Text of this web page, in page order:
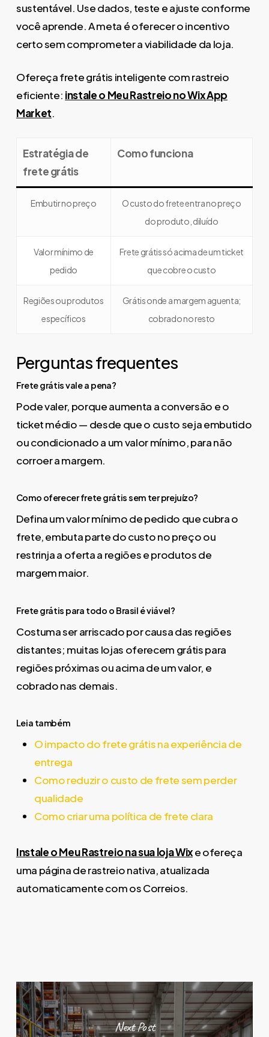
sustentável. Use dados, teste e ajuste conforme
você aprende. A meta é oferecer o incentivo
certo sem comprometer a viabilidade da loja.
Ofereça frete grátis inteligente com rastreio
eficiente: instale o Meu Rastreio no Wix App
Market.
Estratégia de
frete grátis
Como funciona
Embutir no preço
O custo do frete entra no preço
do produto, diluído
Valor mínimo de
pedido
Frete grátis só acima de um ticket
que cobre o custo
Regiões ou produtos
específicos
Grátis onde a margem aguenta;
cobrado no resto
Perguntas frequentes
Frete grátis vale a pena?
Pode valer, porque aumenta a conversão e o
ticket médio — desde que o custo seja embutido
ou condicionado a um valor mínimo, para não
corroer a margem.
Como oferecer frete grátis sem ter prejuízo?
Defina um valor mínimo de pedido que cubra o
frete, embuta parte do custo no preço ou
restrinja a oferta a regiões e produtos de
margem maior.
Frete grátis para todo o Brasil é viável?
Costuma ser arriscado por causa das regiões
distantes; muitas lojas oferecem grátis para
regiões próximas ou acima de um valor, e
cobrado nas demais.
Leia também
O impacto do frete grátis na experiência de
entrega
Como reduzir o custo de frete sem perder
qualidade
Como criar uma política de frete clara
Instale o Meu Rastreio na sua loja Wixe ofereça
uma página de rastreio nativa, atualizada
automaticamente com os Correios.
Next Post